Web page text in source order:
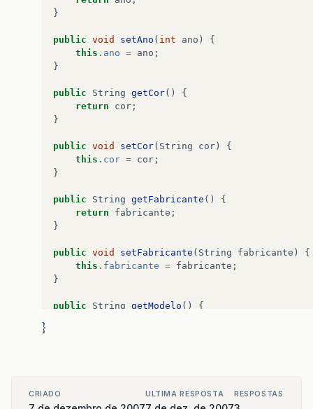
}
public void setAno ( int ano )
{
this . ano = ano ;
}
public String getCor()
{
return
cor ;
}
public void setCor( String cor )
{
this . cor = cor ;
}
public String getFabricante ()
{
return
fabricante ;
}
public void setFabricante ( String fabricante )
{
this . fabricante = fabricante ;
}
public String getModelo ()
{
}
CRIADO ULTIMA RESPOSTA RESPOSTAS